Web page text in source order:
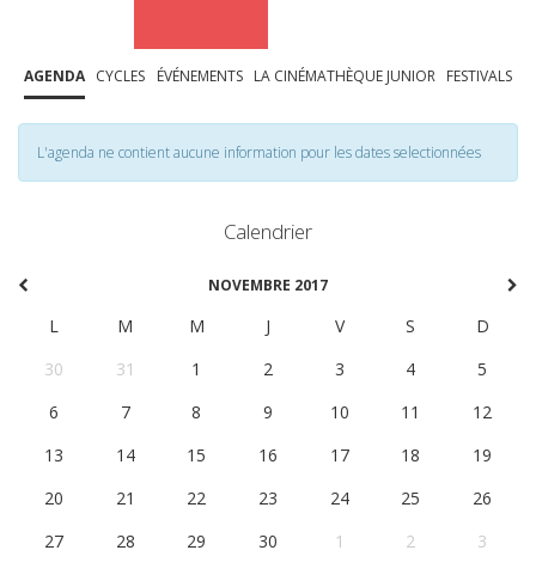
AGENDA CYCLES ÉVÉNEMENTS LA CINÉMATHÈQUE JUNIOR FESTIVALS
L'agenda ne contient aucune information pour les dates selectionnées
Calendrier
NOVEMBRE 2017
L M M J V S
D
30
31 1 2 3 4
5
6
7 8 9 10 11
12
13
14 15 16 17 18
19
20
21 22 23 24 25
26
27
28 29 30 1 2 3